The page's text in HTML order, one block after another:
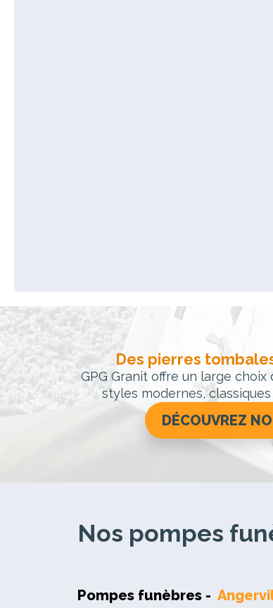
Des pierres
GPG Granit offre un large
styles modernes,
DÉCOUVREZ
Nos pompes
Pompes funèbres -